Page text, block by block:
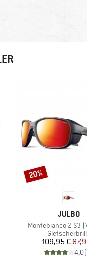
MARKE
JULBO
Artikel
Montebianco 2 S3
Preis
109,95 €
4,0(
Rabatt
20%